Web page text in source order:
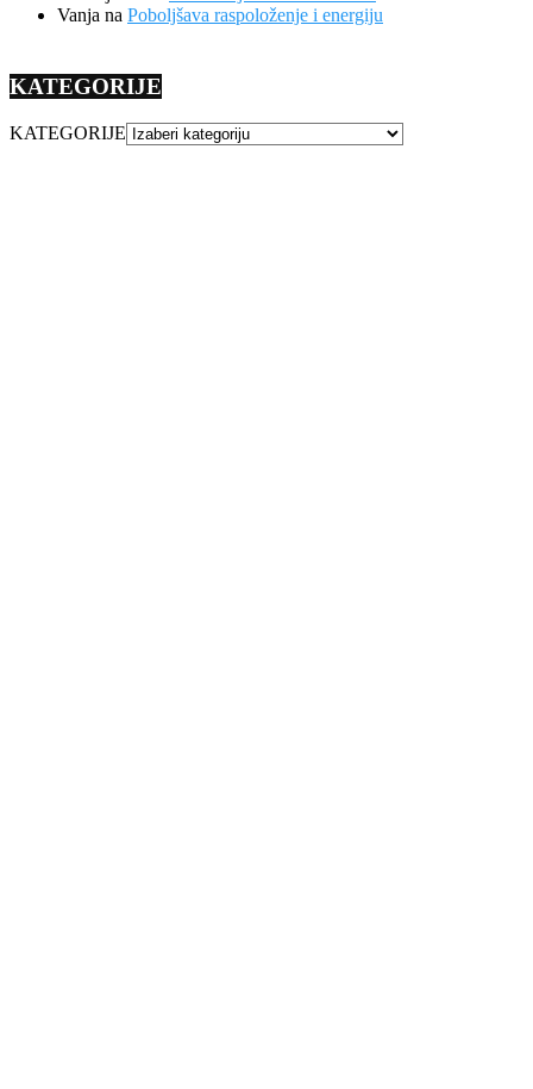
Vanja na Poboljšava raspoloženje i energiju
KATEGORIJE
KATEGORIJE